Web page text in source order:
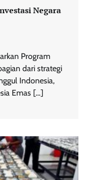
Negara
Program
dari strategi
Indonesia,
Emas […]